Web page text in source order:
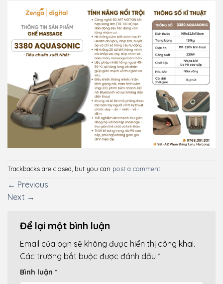
Trackbacks are closed, but you can post a comment
← Previous
Next →
Để lại một bình luận
Email của bạn sẽ không được hiển thị công khai.
Các trường bắt buộc được đánh dấu *
Bình luận *